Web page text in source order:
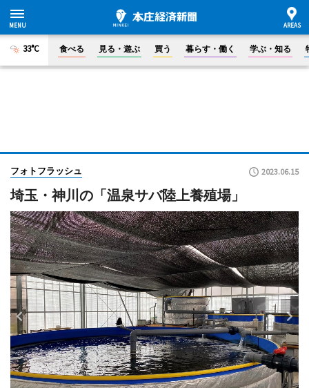
33°C 食べる 見る・遊ぶ 買う 暮らす・働く 学ぶ・知る
フォトフラッシュ 2023.06.15
埼玉・神川の「温泉サバ陸上養殖場」